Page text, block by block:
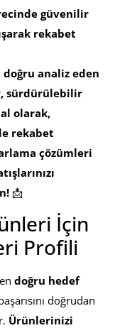
güvenilir
rekabet
analiz eden
sürdürülebilir
olarak,
rekabet
çözümleri
📩
İçin
Profili
doğru hedef
doğrudan
Ürünlerinizi